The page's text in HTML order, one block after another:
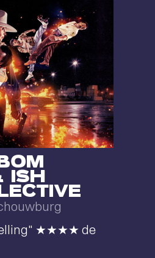
ISH
★★★★ de